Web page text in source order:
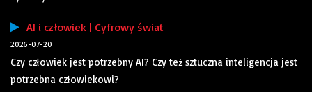
AI i człowiek | Cyfrowy świat
2026-07-20
Czy człowiek jest potrzebny AI? Czy też sztuczna inteligencja jest
potrzebna człowiekowi?